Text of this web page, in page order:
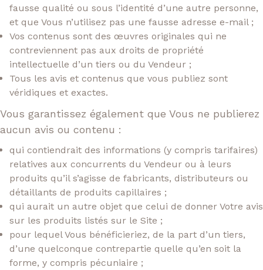
fausse qualité ou sous l’identité d’une autre personne,
et que Vous n’utilisez pas une fausse adresse e-mail ;
Vos contenus sont des œuvres originales qui ne
contreviennent pas aux droits de propriété
intellectuelle d’un tiers ou du Vendeur ;
Tous les avis et contenus que vous publiez sont
véridiques et exactes.
Vous garantissez également que Vous ne publierez
aucun avis ou contenu :
qui contiendrait des informations (y compris tarifaires)
relatives aux concurrents du Vendeur ou à leurs
produits qu’il s’agisse de fabricants, distributeurs ou
détaillants de produits capillaires ;
qui aurait un autre objet que celui de donner Votre avis
sur les produits listés sur le Site ;
pour lequel Vous bénéficieriez, de la part d’un tiers,
d’une quelconque contrepartie quelle qu’en soit la
forme, y compris pécuniaire ;